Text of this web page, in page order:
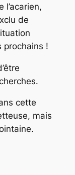
l’acarien,
de
prochains !
cette
mais